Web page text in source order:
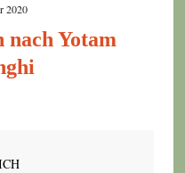
2020
nach Yotam